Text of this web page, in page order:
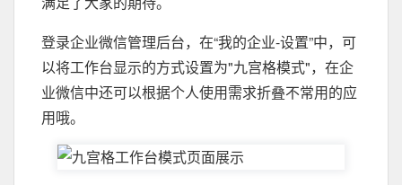
登录企业微信管理后台，在“我的企业-设置”中，可
以将工作台显示的方式设置为"九宫格模式"，在企
业微信中还可以根据个人使用需求折叠不常用的应
用哦。